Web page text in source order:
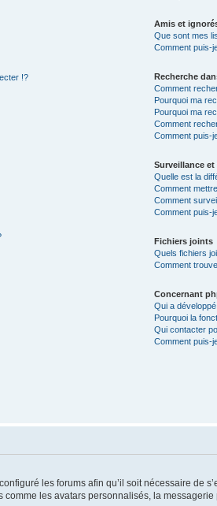
!?
Amis et
Que sont mes
Comment puis-
Recherche
Comment
Pourquoi ma
Pourquoi ma
Comment
Comment puis-
Surveillance
Quelle est la
Comment
Comment
Comment puis-
Fichiers joints
Quels fichiers
Comment
Concernant
Qui a
Pourquoi la
Qui contacter
Comment puis-
les forums afin qu’il soit nécessaire de
les avatars personnalisés, la